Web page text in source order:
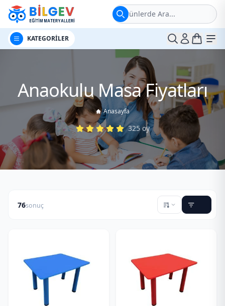
Ürünlerde Ara...
KATEGORİLER
Anaokulu Masa Fiyatları
Anasayfa
325 oy
76sonuç